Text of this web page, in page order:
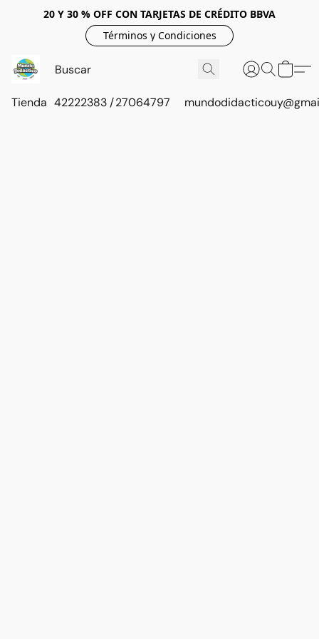
20 Y 30 % OFF CON TARJETAS DE CRÉDITO BBVA
Términos y Condiciones
Tienda 42222383 / 27064797